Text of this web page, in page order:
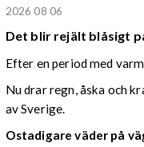
2026 08 06
Det blir rejält blåsigt
Efter en period med
Nu drar regn, åska och
av Sverige.
Ostadigare väder på